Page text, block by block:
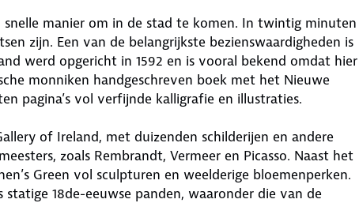
manier om in de stad te komen. In twintig minuten
zijn. Een van de belangrijkste bezienswaardigheden is
werd opgericht in 1592 en is vooral bekend omdat hier
monniken handgeschreven boek met het Nieuwe
pagina’s vol verfijnde kalligrafie en illustraties.
of Ireland, met duizenden schilderijen en andere
zoals Rembrandt, Vermeer en Picasso. Naast het
Green vol sculpturen en weelderige bloemenperken.
18de-eeuwse panden, waaronder die van de